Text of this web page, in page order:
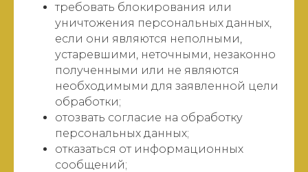
требовать блокирования или
уничтожения персональных данных,
если они являются неполными,
устаревшими, неточными, незаконно
полученными или не являются
необходимыми для заявленной цели
обработки;
отозвать согласие на обработку
персональных данных;
отказаться от информационных
сообщений;